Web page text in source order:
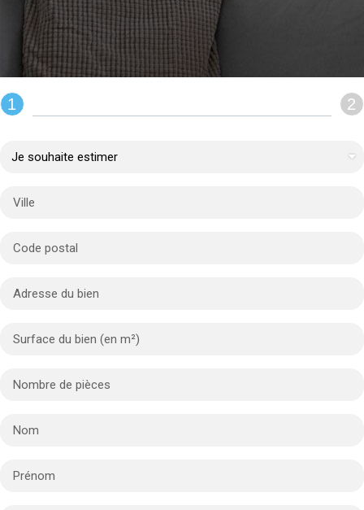
REMPLIR LE FORMULAIRE :
1 2